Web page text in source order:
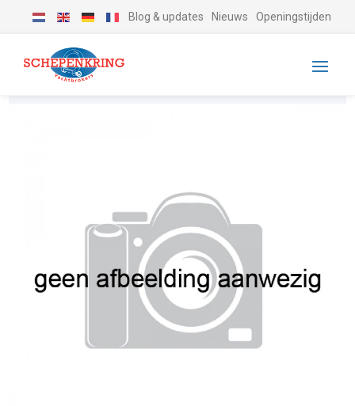
Blog & updates Nieuws Openingstijden